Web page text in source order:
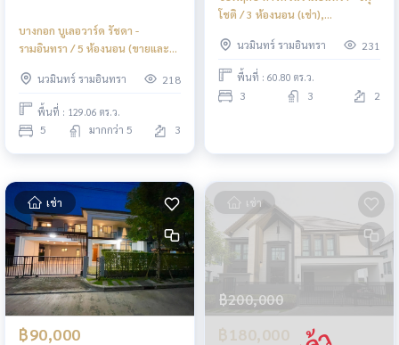
บางกอก บูเลอวาร์ด รัชดา -
รามอินทรา / 5 ห้องนอน (ขายและ
Ratchada - Ramintra / 5
Bedrooms (SALE &amp;
AVAILABLE) FAHS020
นวมินทร์ รามอินทรา 218
พื้นที่ : 129.06 ตร.ว.
5 มากกว่า 5 3
โชติ / 3 ห้องนอน (เช่า),
Expressway - ChatuChot / 3
Bedrooms (FOR RENT) AMPK029
นวมินทร์ รามอินทรา 231
พื้นที่ : 60.80 ตร.ว.
3 3 2
เช่า
฿90,000
เช่า
฿200,000
฿180,000